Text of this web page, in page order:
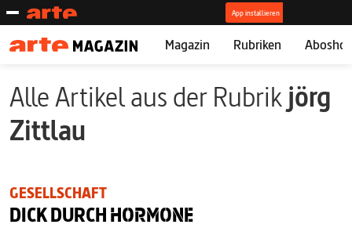
Magazin Rubriken
Alle Artikel aus der Rubrikjörg
Zittlau
GESELLSCHAFT
DICK DURCHHORMONE